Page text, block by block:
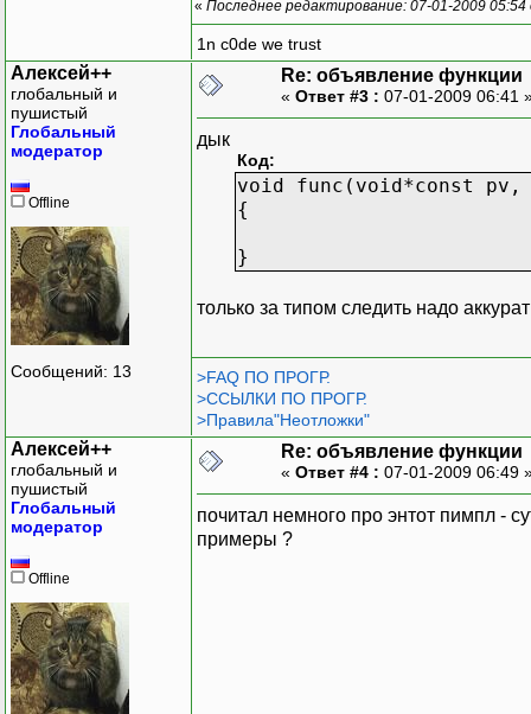
« Последнее редактирование: 07-01-2009
1n c0de we trust
Алексей++
глобальный и
пушистый
Глобальный
модератор
Offline
Сообщений: 13
Re: объявление функции
« Ответ #3 : 07-01-2009 06:41
дык
Код:
void func(void*const pv,
{
}
только за типом следить надо
>FAQ ПО ПРОГР.
>ССЫЛКИ ПО ПРОГР.
>Правила"Неотложки"
Алексей++
глобальный и
пушистый
Глобальный
модератор
Offline
Re: объявление функции
« Ответ #4 : 07-01-2009 06:49
почитал немного про энтот пимпл -
примеры ?